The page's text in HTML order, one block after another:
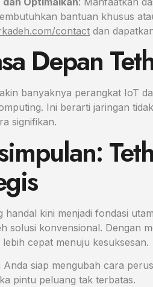
bantuan khusus
contact dan
Depan
banyaknya perangkat IoT
Ini berarti jaringan
signifikan.
handal kini menjadi fondasi
solusi konvensional. Dengan
cepat menuju kesuksesan.
Anda siap mengubah cara
pintu peluang tak terbatas.